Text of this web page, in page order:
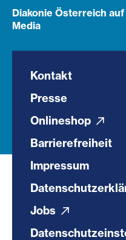
Diakonie Österreich auf
Media
Kontakt
Presse
Onlineshop
Barrierefreiheit
Impressum
Jobs